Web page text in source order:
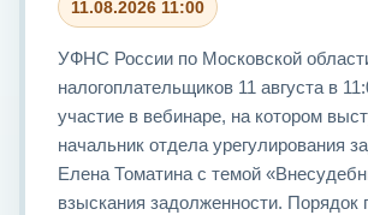
11.08.2026 11:00
УФНС России по Московской
налогоплательщиков 11 августа в
участие в вебинаре, на котором
начальник отдела урегулирования
Елена Томатина с темой
взыскания задолженности. Порядок